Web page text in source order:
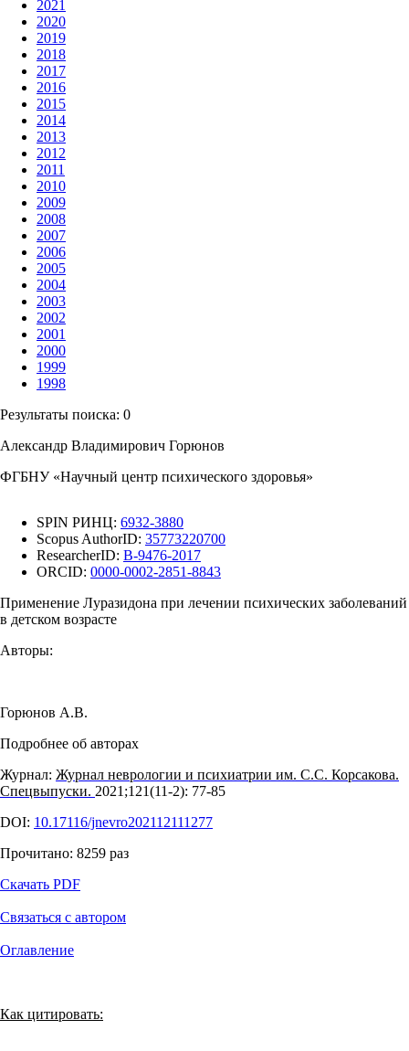
2021
2020
2019
2018
2017
2016
2015
2014
2013
2012
2011
2010
2009
2008
2007
2006
2005
2004
2003
2002
2001
2000
1999
1998
Результаты поиска: 0
Александр Владимирович Горюнов
ФГБНУ «Научный центр психического здоровья»
SPIN РИНЦ: 6932-3880
Scopus AuthorID: 35773220700
ResearcherID: B-9476-2017
ORCID: 0000-0002-2851-8843
Применение Луразидона при лечении психических заболеваний
в детском возрасте
Авторы:
Горюнов А.В.
Подробнее об авторах
Журнал: Журнал неврологии и психиатрии им. С.С. Корсакова.
Спецвыпуски. 2021;121(11‑2): 77‑85
DOI: 10.17116/jnevro202112111277
Прочитано: 8259 раз
Скачать PDF
Связаться с автором
Оглавление
Как цитировать: